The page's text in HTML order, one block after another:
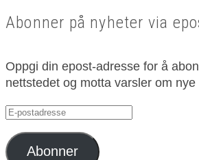
Abonner på nyheter via
Oppgi din epost-adresse for å
nettstedet og motta varsler om
E-
Abonner